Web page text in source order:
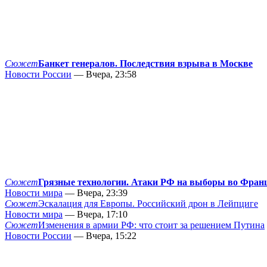
СюжетБанкет генералов. Последствия взрыва в Москве
Новости России — Вчера, 23:58
СюжетГрязные технологии. Атаки РФ на выборы во
Новости мира — Вчера, 23:39
СюжетЭскалация для Европы. Российский дрон в Лейпциге
Новости мира — Вчера, 17:10
СюжетИзменения в армии РФ: что стоит за решением Путина
Новости России — Вчера, 15:22